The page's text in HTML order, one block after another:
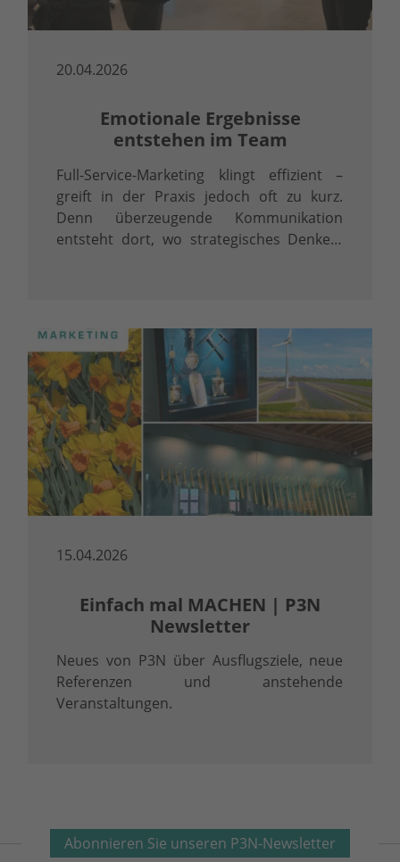
20.04.2026
Emotionale Ergebnisse
entstehen im Team
Full-Service-Marketing klingt effizient –
greift in der Praxis jedoch oft zu kurz.
Denn überzeugende Kommunikation
entsteht dort, wo strategisches Denken,
15.04.2026
Einfach mal MACHEN | P3N
Newsletter
Neues von P3N über Ausflugsziele, neue
Referenzen und anstehende
Veranstaltungen.
Abonnieren Sie unseren P3N-Newsletter